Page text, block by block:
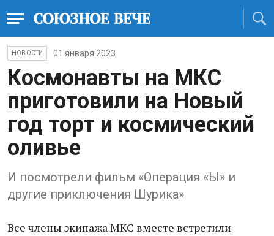
НОВОСТИ 01 января 2023
Космонавты на МКС
приготовили на Новый
год торт и космический
оливье
И посмотрели фильм «Операция «Ы» и
другие приключения Шурика»
Все члены экипажа МКС вместе встретили